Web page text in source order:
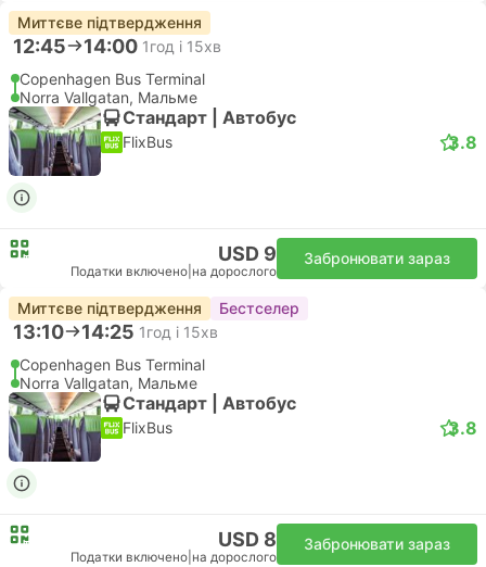
Миттєве підтвердження
12:45 14:00 1год і 15хв
Copenhagen Bus Terminal
Norra Vallgatan, Мальме
Стандарт | Автобус
FlixBus 3.8
USD 9
Податки включено на дорослого
Забронювати зараз
Миттєве підтвердження Бестселер
13:10 14:25 1год і 15хв
Copenhagen Bus Terminal
Norra Vallgatan, Мальме
Стандарт | Автобус
FlixBus 3.8
USD 8
Податки включено на дорослого
Забронювати зараз